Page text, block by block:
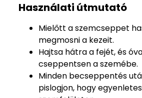
Használati útmutató
Mielőtt a szemcseppet
megmosni a kezeit.
Hajtsa hátra a fejét, és
cseppentsen a szemébe.
Minden becseppentés
pislogjon, hogy